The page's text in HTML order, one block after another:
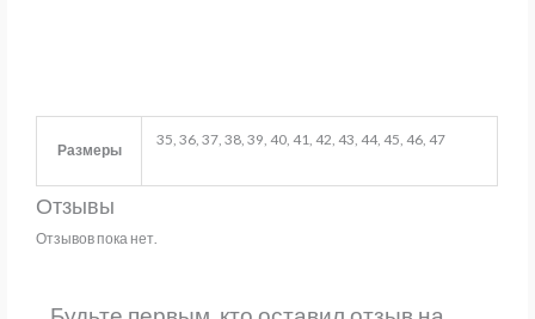
Размеры
35, 36, 37, 38, 39, 40, 41, 42, 43, 44, 45, 46, 47
Отзывы
Отзывов пока нет.